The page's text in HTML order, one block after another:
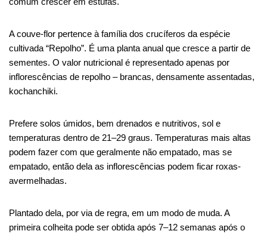
A couve-flor pertence à família dos crucíferos da espécie
cultivada “Repolho”. É uma planta anual que cresce a partir de
sementes. O valor nutricional é representado apenas por
inflorescências de repolho – brancas, densamente assentadas,
kochanchiki.
Prefere solos úmidos, bem drenados e nutritivos, sol e
temperaturas dentro de 21–29 graus. Temperaturas mais altas
podem fazer com que geralmente não empatado, mas se
empatado, então dela as inflorescências podem ficar roxas-
avermelhadas.
Plantado dela, por via de regra, em um modo de muda. A
primeira colheita pode ser obtida após 7–12 semanas após o